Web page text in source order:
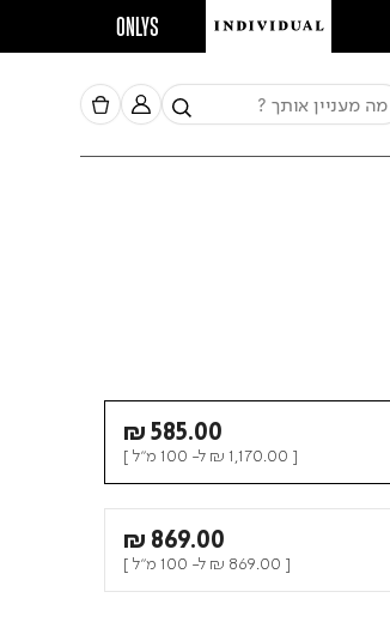
ONLYS
₪ 585.00
[
₪ 1,170.00 ל- 100 מ"ל ]
₪ 869.00
[
₪ 869.00 ל- 100 מ"ל ]